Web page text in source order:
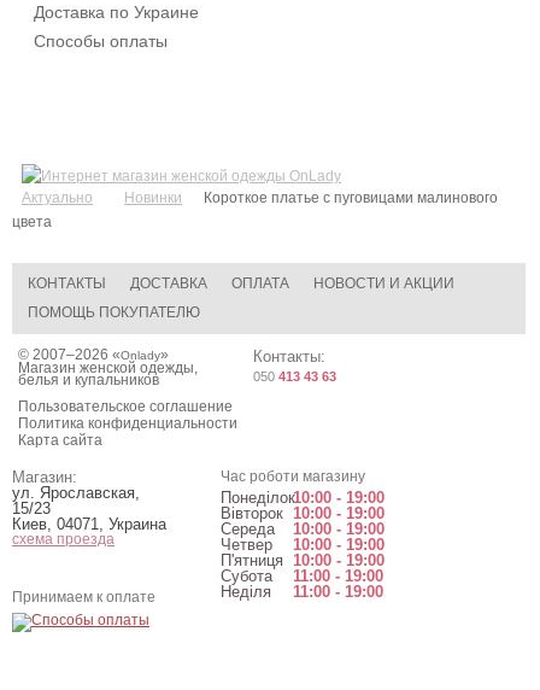
Доставка по Украине
Способы оплаты
Актуально Новинки
Короткое платье с пуговицами малинового
цвета
КОНТАКТЫ ДОСТАВКА ОПЛАТА
НОВОСТИ И АКЦИИ
ПОМОЩЬ ПОКУПАТЕЛЮ
© 2007–2026 «Onlady»
Магазин женской одежды,
белья и купальников
Пользовательское соглашение
Политика конфиденциальности
Карта сайта
Контакты:
050 413 43 63
Магазин:
ул. Ярославская,
15/23
Киев 04071 Украина
схема проезда
Час роботи магазину
Понеділок10:00 - 19:00
Вівторок 10:00 - 19:00
Середа
10:00 - 19:00
Четвер
10:00 - 19:00
П'ятниця 10:00 - 19:00
Субота
11:00 - 19:00
Неділя
11:00 - 19:00
Принимаем к оплате